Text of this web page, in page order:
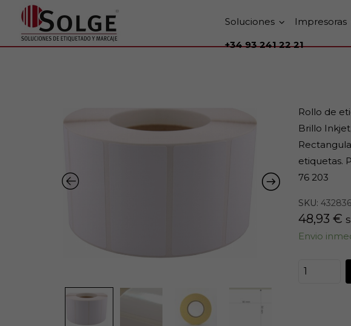
Soluciones Impresoras
+34 93 241 22 21
Rollo de
Brillo
etiquetas.
76 203
SKU:
48,93 €
Envio